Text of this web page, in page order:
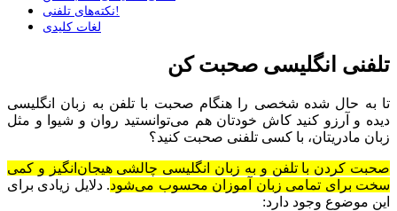
نکته‌‌های تلفنی!
لغات کلیدی
تلفنی انگلیسی صحبت کن
تا به حال شده شخصی را هنگام صحبت با تلفن به زبان انگلیسی
دیده و آرزو کنید کاش خودتان هم می‌توانستید روان و شیوا و مثل
زبان مادریتان،‌ با کسی تلفنی صحبت کنید؟
صحبت کردن با تلفن و به زبان انگلیسی چالشی هیجان‌انگیز و کمی
سخت برای تمامی زبان آموزان محسوب می‌شود. دلایل زیادی برای
این موضوع وجود دارد: